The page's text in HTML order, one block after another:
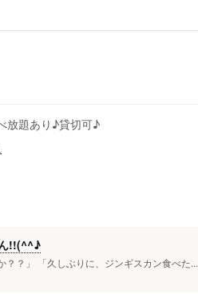
放題あり♪貸切可♪
!!(^^♪
？」 「久しぶりに、ジンギスカン食べた...